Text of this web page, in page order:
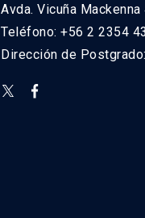
Avda. Vicuña
Teléfono: +56 2 2354
Dirección de